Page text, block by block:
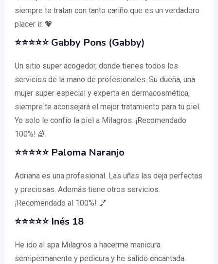
siempre te tratan con tanto cariño que es un verdadero
placer ir. 💖
⭐⭐⭐⭐⭐ Gabby Pons (Gabby)
Un sitio super acogedor, donde tienes todos los
servicios de la mano de profesionales. Su dueña, una
mujer super especial y experta en dermacosmética,
siempre te aconsejará el mejor tratamiento para tu piel.
Yo solo le confío la piel a Milagros. ¡Recomendado
100%! 🌈
⭐⭐⭐⭐⭐ Paloma Naranjo
Adriana es una profesional. Las uñas las deja perfectas
y preciosas. Además tiene otros servicios.
¡Recomendado al 100%! 💅
⭐⭐⭐⭐⭐ Inés 18
He ido al spa Milagros a hacerme manicura
semipermanente y pedicura y he salido encantada.